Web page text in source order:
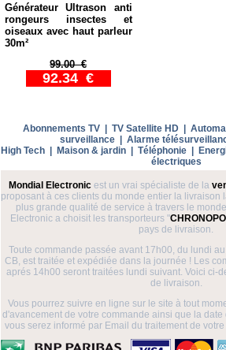
Générateur Ultrason anti
rongeurs insectes et
oiseaux avec haut parleur
30m²
99.00 €
92.34 €
Abonnements TV| TV Satellite HD|
surveillance| Alarme
High Tech| Maison & jardin| Téléphonie|
électriques
Mondial Electronicest un vrai spécialiste de la
proposant à ces clients du monde entier la livraison
plus grande qualité de service à travers le
Electronic a choisit les transporteurs "
pays de livraison.
Toute commande passée avant 17h00, du lundi
CB, est traitée et expédiée dans la journée ! Les
aprés 14h00 seront traitées lundi suivant. Voici ci-
de livraison.
Vous pourrez suivre en ligne sur le site à tout
d'avancement de votre commande ainsi que la
vous serez informé par Email du traitement de